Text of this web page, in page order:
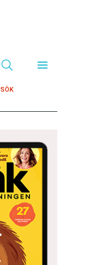
SÖK